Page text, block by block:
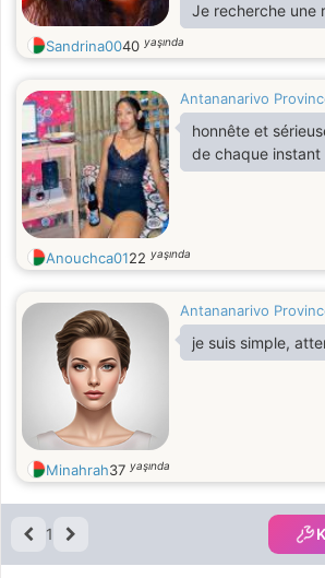
Je recherche une
durable fondé
Sandrina0040 yaşında
Antananarivo
honnête et
de chaque instant
Anouchca0122 yaşında
Antananarivo
je suis simple,
Minahrah37 yaşında
1